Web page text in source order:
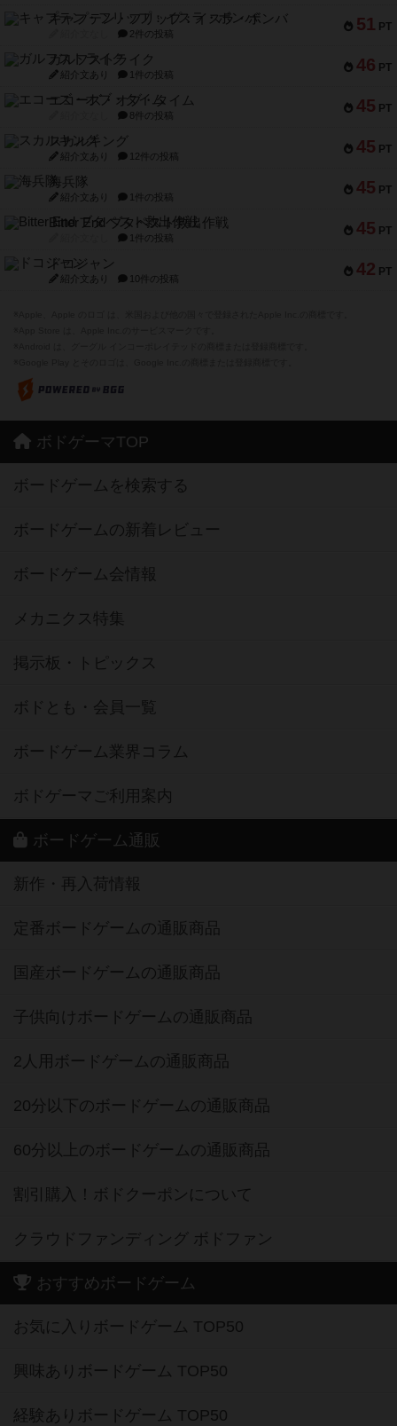
51 PT
キャプテン・フリップ：イスラ・ボンバ
2件の投稿
46 PT
ガルフストライク
紹介文あり 1件の投稿
45 PT
エコーズ・オブ・タイム
8件の投稿
45 PT
スカルキング
紹介文あり 12件の投稿
45 PT
海兵隊
紹介文あり 1件の投稿
45 PT
Bitter End ブタペスト救出作戦
1件の投稿
42 PT
ドコジャン
紹介文あり 10件の投稿
ボドゲーマTOP
ボードゲームを検索する
ボードゲームの新着レビュー
ボードゲーム会情報
メカニクス特集
掲示板・トピックス
ボドとも・会員一覧
ボードゲーム業界コラム
ボドゲーマご利用案内
ボードゲーム通販
新作・再入荷情報
定番ボードゲームの通販商品
国産ボードゲームの通販商品
子供向けボードゲームの通販商品
2人用ボードゲームの通販商品
20分以下のボードゲームの通販商品
60分以上のボードゲームの通販商品
割引購入！ボドクーポンについて
クラウドファンディング ボドファン
おすすめボードゲーム
お気に入りボードゲーム TOP50
興味ありボードゲーム TOP50
経験ありボードゲーム TOP50